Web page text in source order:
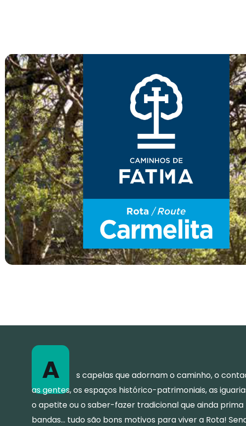
A
s capelas que adornam o caminho, o
as gentes, os espaços histórico-patrimoniais, as
o apetite ou o saber-fazer tradicional que ainda prima
bandas… tudo são bons motivos para viver a Rota!